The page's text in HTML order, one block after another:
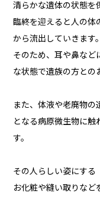
清らかな遺体の状態を
臨終を迎えると人の体
から流出していきます。
そのため、耳や鼻など
な状態で遺族の方との
また、体液や老廃物の
となる病原微生物に触
す。
その人らしい姿にする
お化粧や縫い取りなど